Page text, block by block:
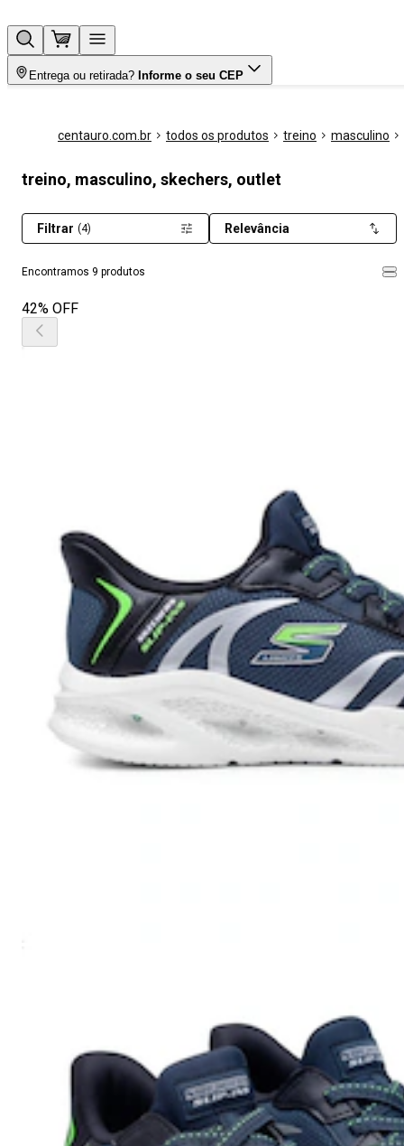
Entrega ou retirada? Informe o seu CEP
centauro.com.br todos os produtos treino masculino
treino, masculino, skechers, outlet
Encontramos 9 produtos
Filtrar (4) Relevância
42% OFF